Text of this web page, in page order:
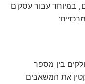
במיוחד עבור עסקים
בין מספר
את המשאבים